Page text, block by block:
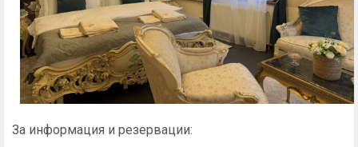
За информация и резервации: